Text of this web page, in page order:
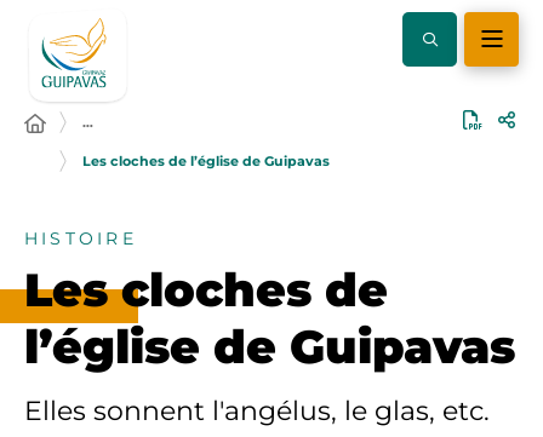
…
Les cloches de l’église de Guipavas
HISTOIRE
Les cloches de
l’église de Guipavas
Elles sonnent l'angélus, le glas, etc.